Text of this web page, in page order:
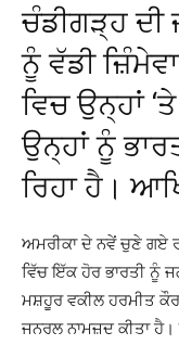
ਚੰਡੀਗੜ੍ਹ ਦੀ
ਨੂੰ ਵੱਡੀ
ਵਿਚ ਉਨ੍ਹਾਂ
ਉਨ੍ਹਾਂ ਨੂੰ
ਰਿਹਾ ਹੈ।
ਅਮਰੀਕਾ ਦੇ ਨਵੇਂ ਚੁਣੇ ਗਏ
ਵਿੱਚ ਇੱਕ ਹੋਰ ਭਾਰਤੀ ਨੂੰ
ਮਸ਼ਹੂਰ ਵਕੀਲ ਹਰਮੀਤ
ਜਨਰਲ ਨਾਮਜ਼ਦ ਕੀਤਾ ਹੈ।